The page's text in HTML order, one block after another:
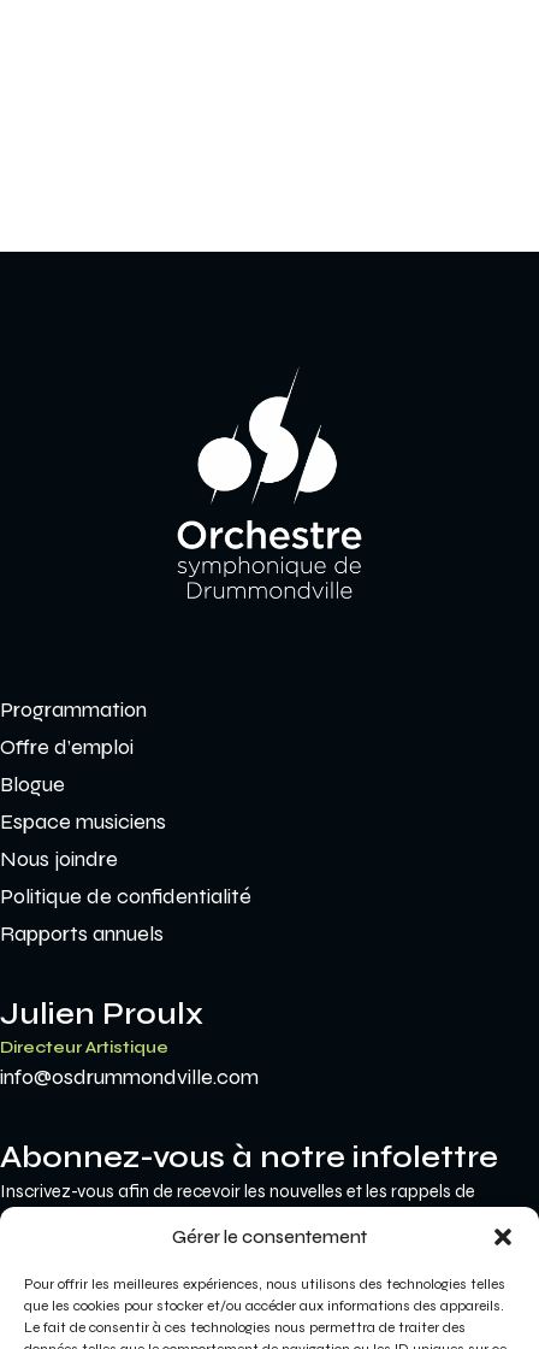
Gérer le consentement
Pour offrir les meilleures expériences, nous utilisons des technologies telles
que les cookies pour stocker et/ou accéder aux informations des appareils.
Le fait de consentir à ces technologies nous permettra de traiter des
Programmation
Offre d’emploi
Blogue
Espace musiciens
Nous joindre
Politique de confidentialité
Rapports annuels
Julien Proulx
Directeur Artistique
info@osdrummondville.com
Abonnez-vous à notre infolettre
Inscrivez-vous afin de recevoir les nouvelles et les rappels de
concerts par courriel.
JE VEUX M'INSCRIRE